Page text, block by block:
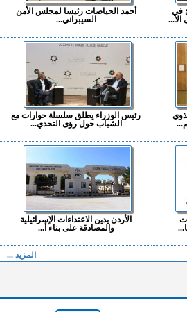
في
أحمد الحياصات رئيسا لمجلس الأمن
السيبراني...
رئيس الوزراء يطلق سلسلة حوارات مع
الشباب حول رؤى التحدي...
الأردن يدين الاعتداءات الإسرائيلية
والمصادقة على بناء أ...
المزيد ...